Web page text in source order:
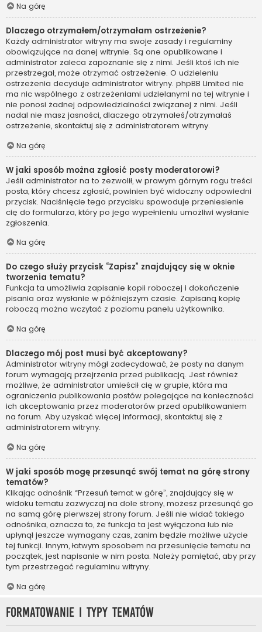
Na górę
Dlaczego otrzymałem/otrzymałam ostrzeżenie?
Każdy administrator witryny ma swoje zasady i regulaminy
obowiązujące na danej witrynie. Są one opublikowane i
administrator zaleca zapoznanie się z nimi. Jeśli ktoś ich nie
przestrzegał, może otrzymać ostrzeżenie. O udzieleniu
ostrzeżenia decyduje administrator witryny. phpBB Limited nie
ma nic wspólnego z ostrzeżeniami udzielanymi na tej witrynie i
nie ponosi żadnej odpowiedzialności związanej z nimi. Jeśli
nadal nie masz jasności, dlaczego otrzymałeś/otrzymałaś
ostrzeżenie, skontaktuj się z administratorem witryny.
Na górę
W jaki sposób można zgłosić posty moderatorowi?
Jeśli administrator na to zezwolił, w prawym górnym rogu treści
posta, który chcesz zgłosić, powinien być widoczny odpowiedni
przycisk. Naciśnięcie tego przycisku spowoduje przeniesienie
cię do formularza, który po jego wypełnieniu umożliwi wysłanie
zgłoszenia.
Na górę
Do czego służy przycisk “Zapisz” znajdujący się w oknie
tworzenia tematu?
Funkcja ta umożliwia zapisanie kopii roboczej i dokończenie
pisania oraz wysłanie w późniejszym czasie. Zapisaną kopię
roboczą można wczytać z poziomu panelu użytkownika.
Na górę
Dlaczego mój post musi być akceptowany?
Administrator witryny mógł zadecydować, że posty na danym
forum wymagają przejrzenia przed publikacją. Jest również
możliwe, że administrator umieścił cię w grupie, która ma
ograniczenia publikowania postów polegające na konieczności
ich akceptowania przez moderatorów przed opublikowaniem
na forum. Aby uzyskać więcej informacji, skontaktuj się z
administratorem witryny.
Na górę
W jaki sposób mogę przesunąć swój temat na górę strony
tematów?
Klikając odnośnik “Przesuń temat w górę”, znajdujący się w
widoku tematu zazwyczaj na dole strony, możesz przesunąć go
na samą górę pierwszej strony forum. Jeśli nie widać takiego
odnośnika, oznacza to, że funkcja ta jest wyłączona lub nie
upłynął jeszcze wymagany czas, zanim będzie możliwe użycie
tej funkcji. Innym, łatwym sposobem na przesunięcie tematu na
początek, jest napisanie w nim posta. Należy pamiętać, aby przy
tym przestrzegać regulaminu witryny.
Na górę
Formatowanie i typy tematów